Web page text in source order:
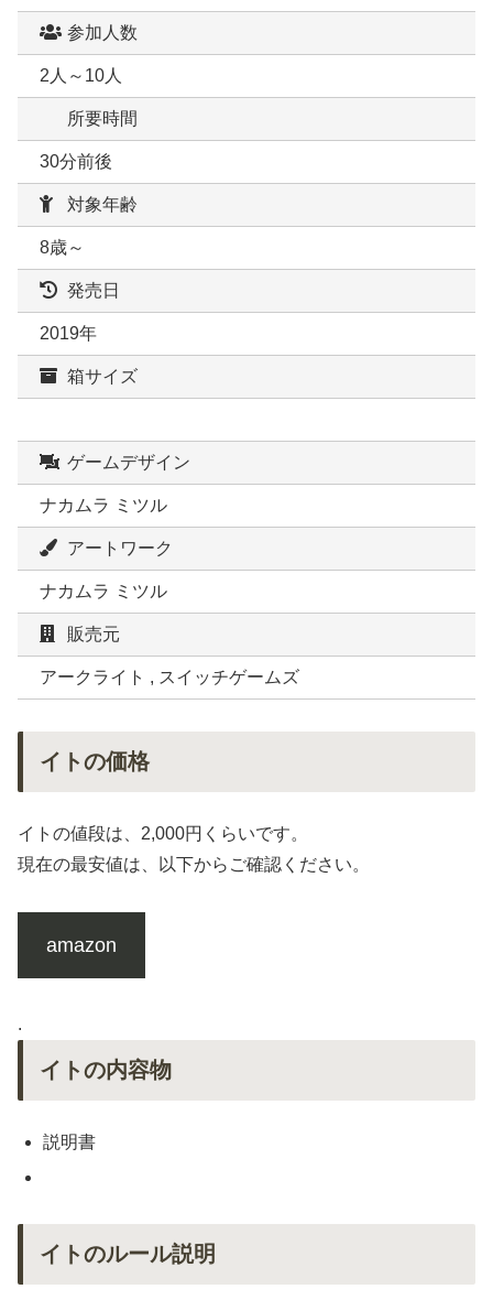
参加人数
2人～10人
所要時間
30分前後
対象年齢
8歳～
発売日
2019年
箱サイズ
ゲームデザイン
ナカムラ ミツル
アートワーク
ナカムラ ミツル
販売元
アークライト , スイッチゲームズ
イトの価格
イトの値段は、2,000円くらいです。
現在の最安値は、以下からご確認ください。
amazon
.
イトの内容物
説明書
イトのルール説明